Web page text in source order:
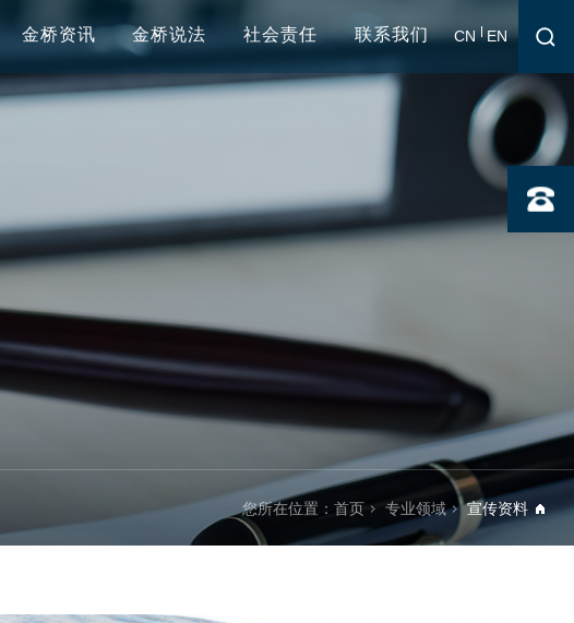
金桥资讯 金桥说法 社会责任 联系我们 CN EN
您所在位置：首页 专业领域 宣传资料